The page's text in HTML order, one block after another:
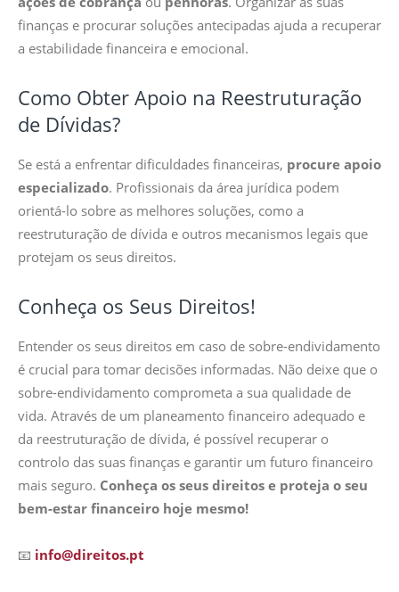
finanças e procurar soluções antecipadas ajuda a recuperar
a estabilidade financeira e emocional.
Como Obter Apoio na Reestruturação
de Dívidas?
Se está a enfrentar dificuldades financeiras, procure apoio
especializado. Profissionais da área jurídica podem
orientá-lo sobre as melhores soluções, como a
reestruturação de dívida e outros mecanismos legais que
protejam os seus direitos.
Conheça os Seus Direitos!
Entender os seus direitos em caso de sobre-endividamento
é crucial para tomar decisões informadas. Não deixe que o
sobre-endividamento comprometa a sua qualidade de
vida. Através de um planeamento financeiro adequado e
da reestruturação de dívida, é possível recuperar o
controlo das suas finanças e garantir um futuro financeiro
mais seguro. Conheça os seus direitos e proteja o seu
bem-estar financeiro hoje mesmo!
📧 info@direitos.pt